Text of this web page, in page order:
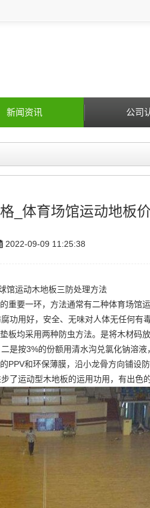
新闻资讯 公司
_体育场馆运动地板
2022-09-09 11:25:38
馆运动木地板三防处理方法
重要一环，方法通常有二种体育场馆
功用好，安全、无味对人体无任何有
板均采用两种防虫方法。是将木材码
按3%的份额用清水沟兑氯化钠溶液
PPV和环保薄膜，沿小龙骨方向铺设
了运动型木地板的运用功用，有出色